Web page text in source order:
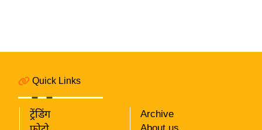
चु
Quick Links
ट्रेंडिंग
Archive
About us